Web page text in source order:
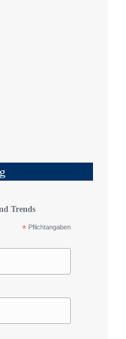
Trends
* Pflichtangaben